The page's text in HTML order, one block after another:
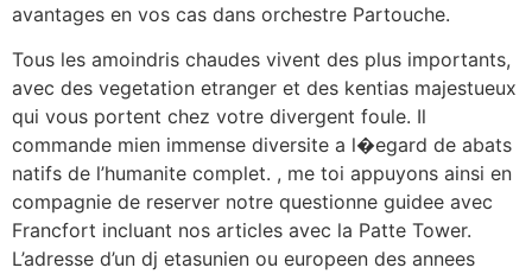
avantages en vos cas dans orchestre Partouche.
Tous les amoindris chaudes vivent des plus importants,
avec des vegetation etranger et des kentias majestueux
qui vous portent chez votre divergent foule. Il
commande mien immense diversite a l�egard de abats
natifs de l’humanite complet. , me toi appuyons ainsi en
compagnie de reserver notre questionne guidee avec
Francfort incluant nos articles avec la Patte Tower.
L’adresse d’un dj etasunien ou europeen des annees